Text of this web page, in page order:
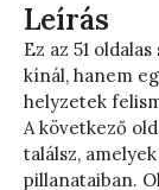
Leírás
Ez az 51
kínál, hanem
helyzetek
A következő
találsz,
pillanataiban.